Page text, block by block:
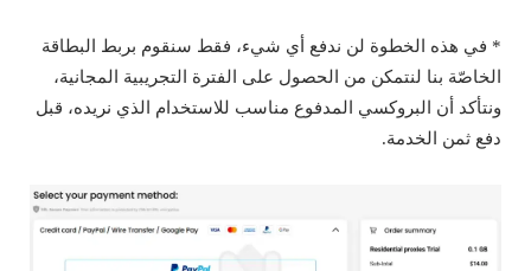
* في هذه الخطوة لن ندفع أي شيء، فقط سنقوم بربط البطاقة
الخاصّة بنا لنتمكن من الحصول على الفترة التجريبية المجانية،
ونتأكد أن البروكسي المدفوع مناسب للاستخدام الذي نريده، قبل
دفع ثمن الخدمة.